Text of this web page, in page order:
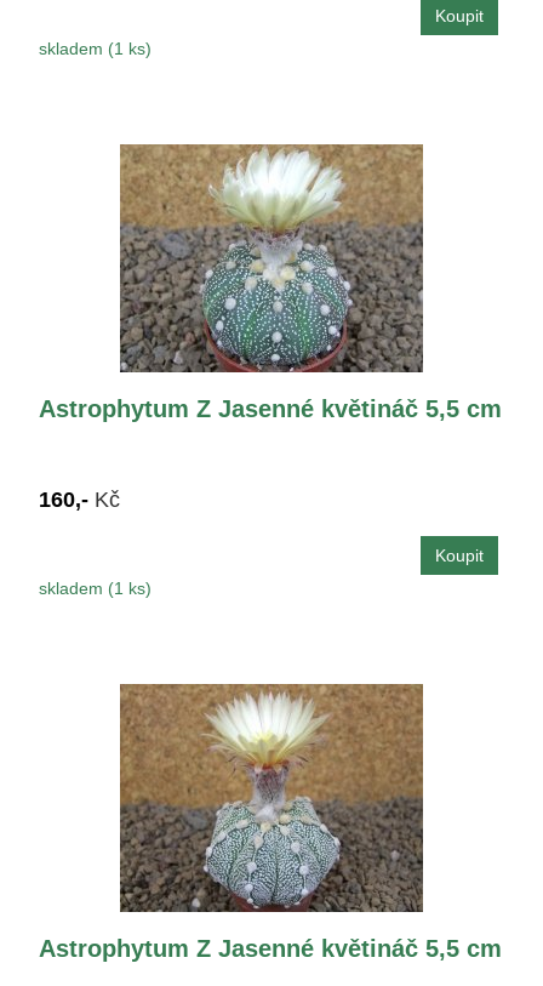
skladem (1 ks)
Astrophytum Z Jasenné květináč 5,5 cm
160,- Kč
skladem (1 ks)
Astrophytum Z Jasenné květináč 5,5 cm